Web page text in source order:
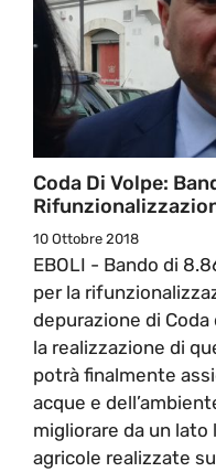
Coda Di Volpe:
10 Ottobre 2018
EBOLI - Bando di
per la
depurazione di Coda
la realizzazione di
potrà finalmente
acque e
migliorare da un
agricole realizzate